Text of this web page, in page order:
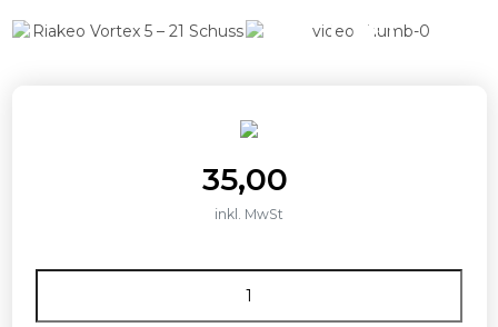
35,00
inkl. MwSt